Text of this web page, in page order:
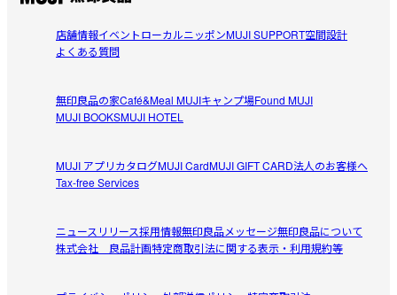
店舗情報イベントローカルニッポンMUJI SUPPORT空間設計
よくある質問
無印良品の家Café&Meal MUJIキャンプ場Found MUJI
MUJI BOOKSMUJI HOTEL
MUJI アプリカタログMUJI CardMUJI GIFT CARD法人のお客様へ
Tax-free Services
ニュースリリース採用情報無印良品メッセージ無印良品について
株式会社 良品計画特定商取引法に関する表示・利用規約等